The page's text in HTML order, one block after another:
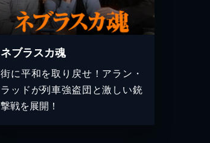
ネブラスカ魂
街に平和を取り戻せ！アラン・
ラッドが列車強盗団と激しい銃
撃戦を展開！